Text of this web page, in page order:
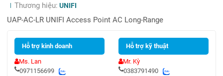
Thương hiệu: UNIFI
UAP-AC-LR UNIFI Access Point AC Long-Range
Hỗ trợ kinh doanh
Ms. Lan
0971156699
Hỗ trợ kỹ thuật
Mr. Kỳ
0383791490